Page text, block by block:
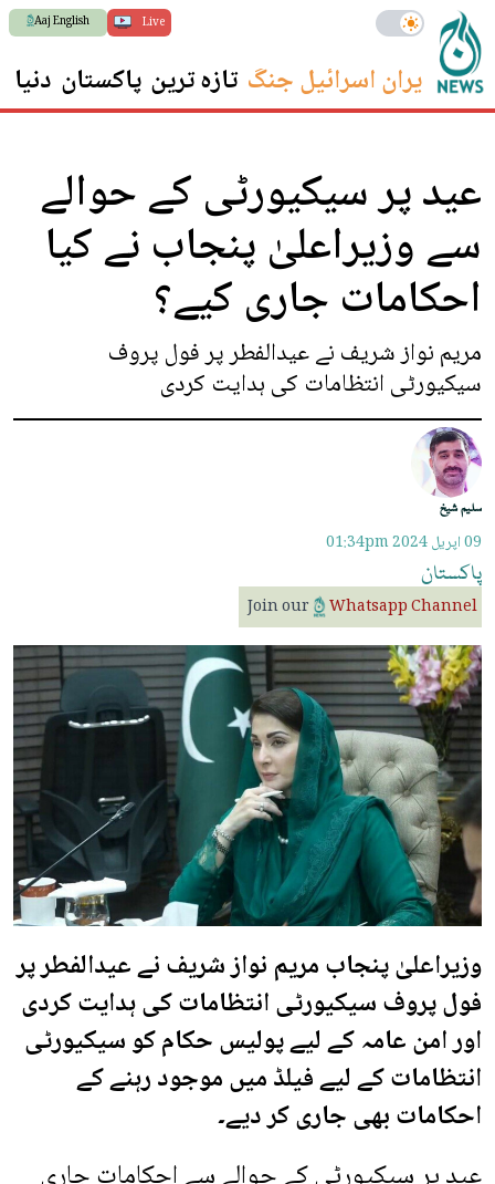
Live
Aaj English
ایران اسرائیل جنگ تازہ ترین پاکستان دنیا
عید پر سیکیورٹی کے حوالے
سے وزیراعلیٰ پنجاب نے کیا
احکامات جاری کیے؟
مریم نواز شریف نے عیدالفطر پر فول پروف
سیکیورٹی انتظامات کی ہدایت کردی
سلیم شیخ
09 اپريل 2024 01:34pm
پاکستان
Join our Whatsapp Channel
وزیراعلیٰ پنجاب مریم نواز شریف نے عیدالفطر پر
فول پروف سیکیورٹی انتظامات کی ہدایت کردی
اور امن عامہ کے لیے پولیس حکام کو سیکیورٹی
انتظامات کے لیے فیلڈ میں موجود رہنے کے
احکامات بھی جاری کر دیے۔